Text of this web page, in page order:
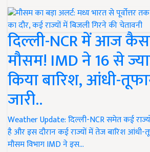
दिल्ली-NCR में आज
मौसम! IMD ने 16 से
किया बारिश, आंधी-
जारी..
Weather Update: दिल्ली-NCR समेत कई
है और इस दौरान कई राज्यों में तेज बारिश आंधी-
मौसम विभाग IMD ने इस…